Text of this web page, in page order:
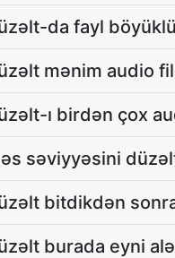
da fayl
mənim audio
ı birdən çox
səviyyəsini
bitdikdən
burada eyni